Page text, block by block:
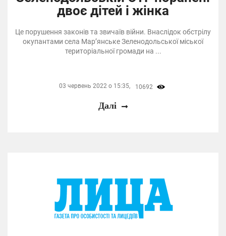
двоє дітей і жінка
Це порушення законів та звичаїв війни. Внаслідок обстрілу
окупантами села Мар’янське Зеленодольської міської
територіальної громади на ...
03 червень 2022 о 15:35, 10692
Далі